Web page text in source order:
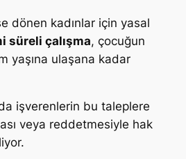
dönen kadınlar için yasal
süreli çalışma, çocuğun
yaşına ulaşana kadar
işverenlerin bu taleplere
veya reddetmesiyle hak